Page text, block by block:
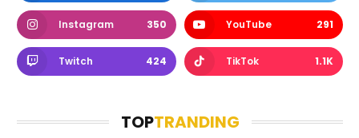
Instagram 350 YouTube 291
Twitch 424 TikTok 1.1K
TOPTRANDING